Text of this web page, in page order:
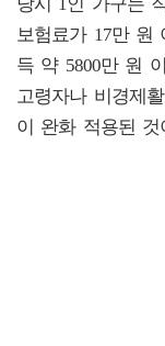
당시 1인 가구는
보험료가 17만 원
득 약 5800만 원
고령자나 비경제
이 완화 적용된 것